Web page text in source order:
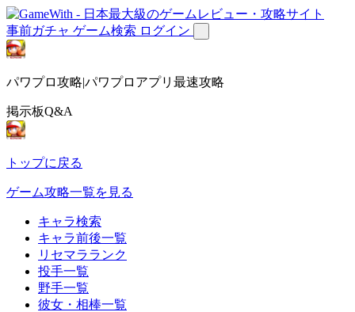
事前ガチャ ゲーム検索 ログイン
パワプロ攻略|パワプロアプリ最速攻略
掲示板Q&A
トップに戻る
ゲーム攻略一覧を見る
キャラ検索
キャラ前後一覧
リセマラランク
投手一覧
野手一覧
彼女・相棒一覧